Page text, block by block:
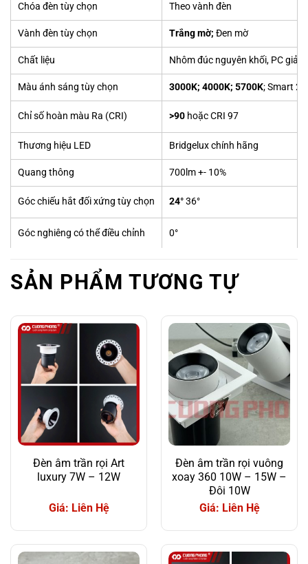
Chóa đèn tùy chọn Theo vành đèn
Vành đèn tùy chọn Trắng mờ; Đen mờ
Chất liệu Nhôm đúc nguyên khối, PC
Màu ánh sáng tùy chọn 3000K; 4000K; 5700K; Smart
Chỉ số hoàn màu Ra (CRI) >90 hoặc CRI 97
Thương hiệu LED Bridgelux chính hãng
Quang thông 700lm +- 10%
Góc chiếu hắt đối xứng tùy chọn 24°36°
Góc nghiêng có thể điều chỉnh 0°
SẢN PHẨM TƯƠNG TỰ
Đèn âm trần rọi Art
luxury 7W – 12W
Giá: Liên Hệ
Đèn âm trần rọi vuông
xoay 360 10W – 15W –
Đôi 10W
Giá: Liên Hệ